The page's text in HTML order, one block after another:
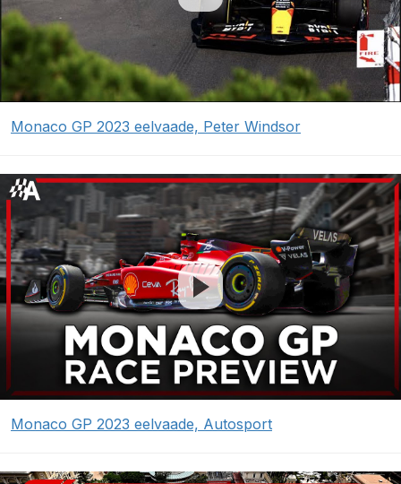
Monaco GP 2023 eelvaade, Peter Windsor
Monaco GP 2023 eelvaade, Autosport